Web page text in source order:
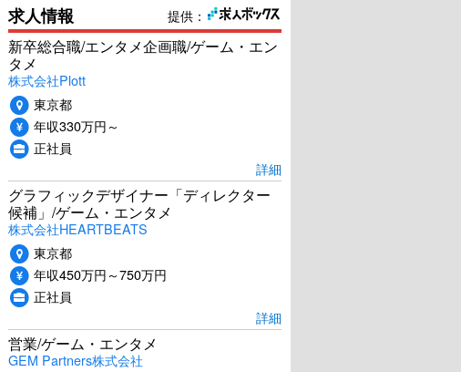
提供：
求人情報
新卒総合職/エンタメ企画職/ゲーム・エン
タメ
株式会社Plott
東京都
年収330万円～
正社員
詳細
グラフィックデザイナー「ディレクター
候補」/ゲーム・エンタメ
株式会社HEARTBEATS
東京都
年収450万円～750万円
正社員
詳細
営業/ゲーム・エンタメ
GEM Partners株式会社